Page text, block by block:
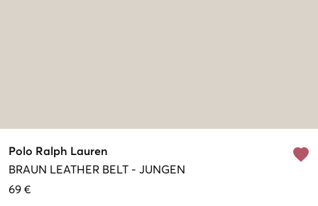
Polo Ralph Lauren
BRAUN LEATHER BELT - JUNGEN
69 €